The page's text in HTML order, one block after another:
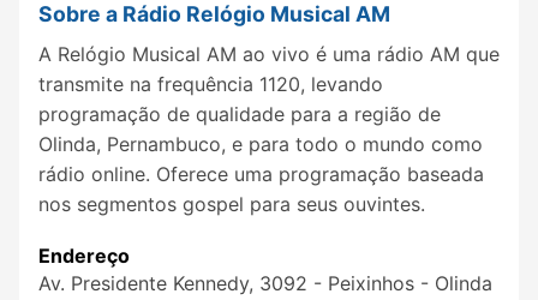
Sobre a Rádio Relógio Musical AM
A Relógio Musical AM ao vivo é uma rádio AM que
transmite na frequência 1120, levando
programação de qualidade para a região de
Olinda, Pernambuco, e para todo o mundo como
rádio online. Oferece uma programação baseada
nos segmentos gospel para seus ouvintes.
Endereço
Av. Presidente Kennedy, 3092 - Peixinhos - Olinda